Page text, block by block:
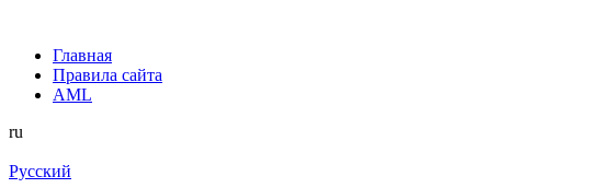
Главная
Правила сайта
AML
ru
Русский